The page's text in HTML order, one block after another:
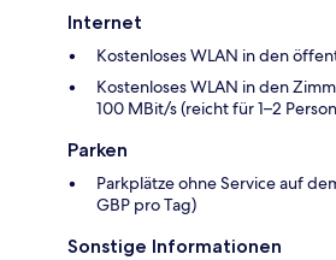
Internet
Kostenloses WLAN in den
Kostenloses WLAN in den
100 MBit/s (reicht für 1–2
Parken
Parkplätze ohne Service auf
GBP pro Tag)
Sonstige Informationen